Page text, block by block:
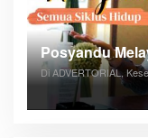
Posyandu
Di ADVERTORIAL,